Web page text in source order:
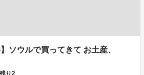
ソウルで買ってきて お土産、
残り2